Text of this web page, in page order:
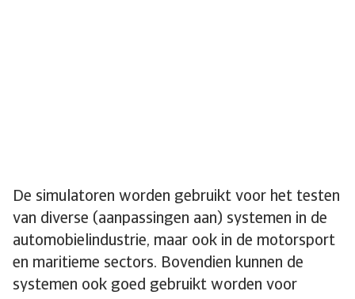
De simulatoren worden gebruikt voor het testen
van diverse (aanpassingen aan) systemen in de
automobielindustrie, maar ook in de motorsport
en maritieme sectors. Bovendien kunnen de
systemen ook goed gebruikt worden voor